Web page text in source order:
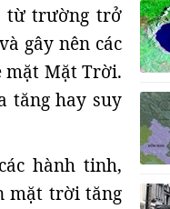
từ trường trở
gây nên các
mặt Mặt Trời.
tăng hay suy
hành tinh,
mặt trời tăng